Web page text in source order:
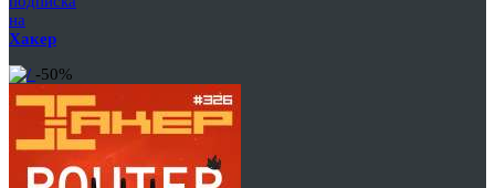
на
Хакер
-50%